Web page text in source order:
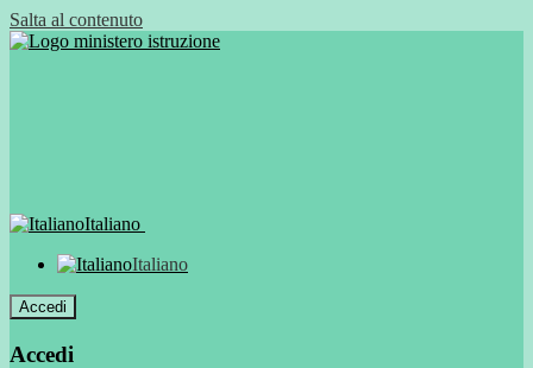
Salta al contenuto
Italiano
Italiano
Accedi
Accedi